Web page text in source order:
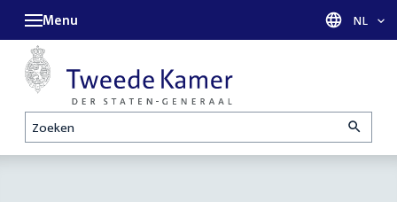
Zoeken
Menu Taal
NL